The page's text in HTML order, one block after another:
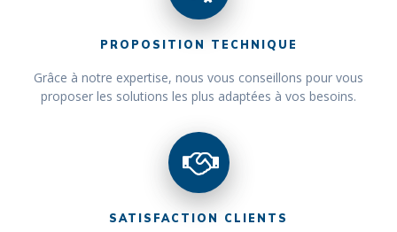
PROPOSITION TECHNIQUE
Grâce à notre expertise, nous vous conseillons pour vous
proposer les solutions les plus adaptées à vos besoins.
SATISFACTION CLIENTS